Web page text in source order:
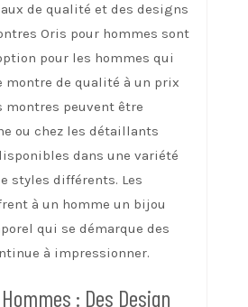
de qualité et des designs
Oris pour hommes sont
pour les hommes qui
montre de qualité à un prix
montres peuvent être
ou chez les détaillants
dans une variété
styles différents. Les
à un homme un bijou
qui se démarque des
à impressionner.
: Des Design